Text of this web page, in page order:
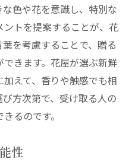
色や花を意識し、特別な
トを提案することが、花
を考慮することで、贈る
きます。花屋が選ぶ新鮮
えて、香りや触感でも相
方次第で、受け取る人の
るのです。
性